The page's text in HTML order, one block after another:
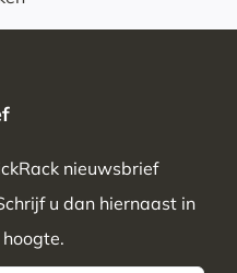
nieuwsbrief
u dan hiernaast in